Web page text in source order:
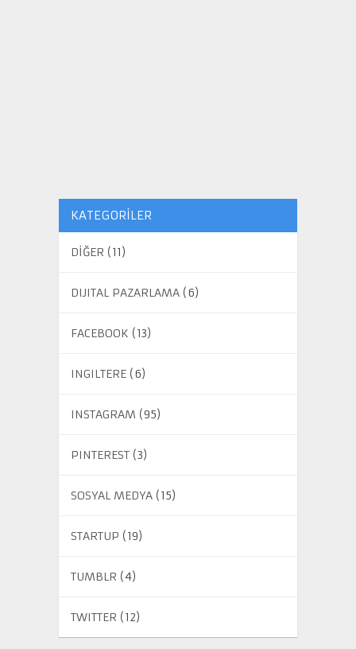
KATEGORILER
DİĞER (11)
DIJITAL PAZARLAMA(6)
FACEBOOK (13)
INGILTERE(6)
INSTAGRAM (95)
PINTEREST(3)
SOSYAL MEDYA(15)
STARTUP (19)
TUMBLR (4)
TWITTER (12)